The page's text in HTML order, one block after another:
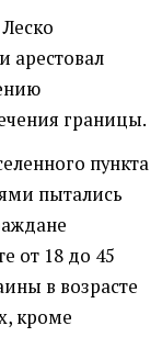
арестовал
границы.
пункта
пытались
от 18 до 45
в возрасте
кроме